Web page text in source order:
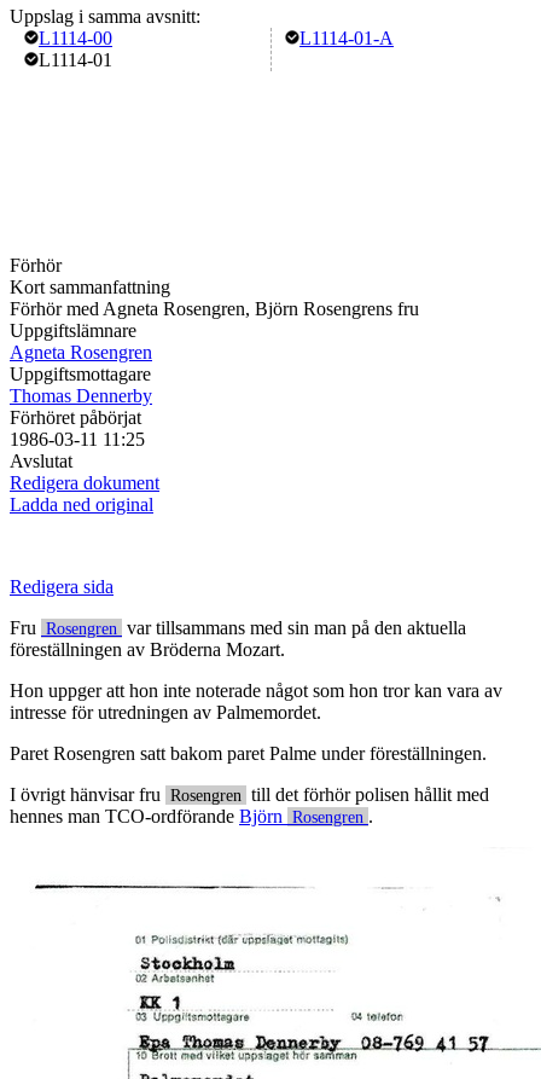
Uppslag i samma avsnitt:
L1114-00
L1114-01
L1114-01-A
Förhör
Kort sammanfattning
Förhör med Agneta Rosengren, Björn Rosengrens fru
Uppgiftslämnare
Agneta Rosengren
Uppgiftsmottagare
Thomas Dennerby
Förhöret påbörjat
1986-03-11 11:25
Avslutat
Redigera dokument
Ladda ned original
Redigera sida
Fru Rosengren var tillsammans med sin man på den aktuella
föreställningen av Bröderna Mozart.
Hon uppger att hon inte noterade något som hon tror kan vara av
intresse för utredningen av Palmemordet.
Paret Rosengren satt bakom paret Palme under föreställningen.
I övrigt hänvisar fru Rosengren till det förhör polisen hållit med
hennes man TCO-ordförande Björn Rosengren .